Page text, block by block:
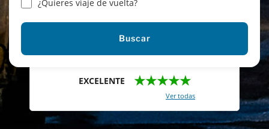
¿Quieres viaje de vuelta?
Buscar
EXCELENTE ★★★★★
Ver todas